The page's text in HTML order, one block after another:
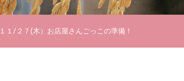
１１/２７(木）お店屋さんごっこの準備！